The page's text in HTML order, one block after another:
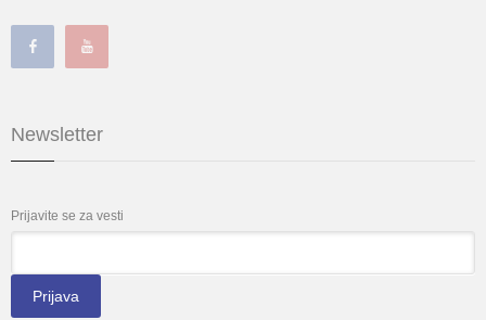
Newsletter
Prijavite se za vesti